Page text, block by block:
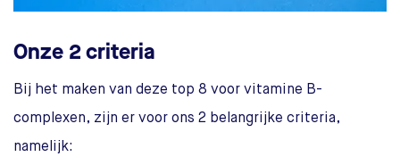
Onze 2 criteria
Bij het maken van deze top 8 voor vitamine B-
complexen, zijn er voor ons 2 belangrijke criteria,
namelijk: